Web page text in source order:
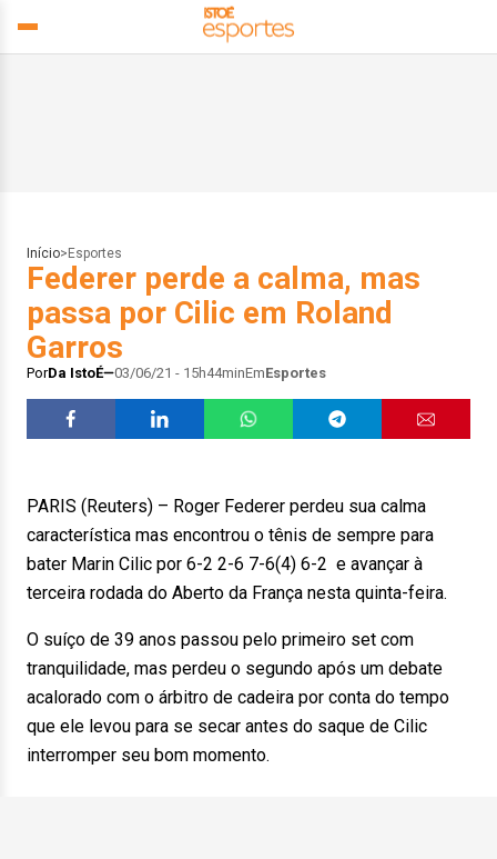
Início> Esportes
Federer perde a calma, mas
passa por Cilic em Roland
Garros
PorDa IstoÉ 03/06/21 - 15h44minEmEsportes
PARIS (Reuters) – Roger Federer perdeu sua calma
característica mas encontrou o tênis de sempre para
bater Marin Cilic por 6-2 2-6 7-6(4) 6-2 e avançar à
terceira rodada do Aberto da França nesta quinta-feira.
O suíço de 39 anos passou pelo primeiro set com
tranquilidade, mas perdeu o segundo após um debate
acalorado com o árbitro de cadeira por conta do tempo
que ele levou para se secar antes do saque de Cilic
interromper seu bom momento.